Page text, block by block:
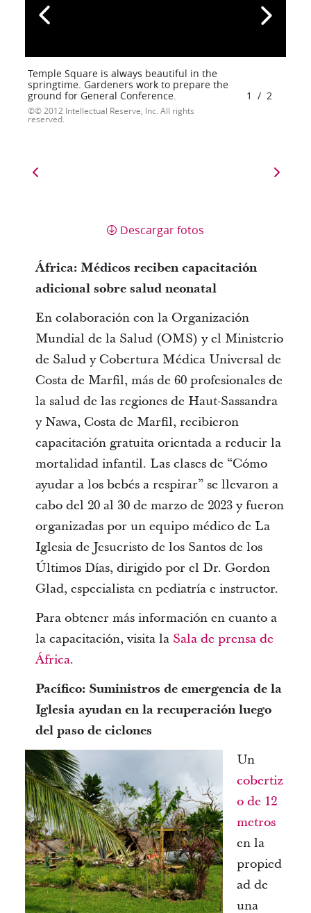
Temple Square is always beautiful in the
springtime. Gardeners work to prepare the
ground for General Conference.
© 2012 Intellectual Reserve, Inc. All rights
reserved.
1 / 2
Descargar fotos
África: Médicos reciben capacitación
adicional sobre salud neonatal
En colaboración con la Organización
Mundial de la Salud (OMS) y el Ministerio
de Salud y Cobertura Médica Universal de
Costa de Marfil, más de 60 profesionales de
la salud de las regiones de Haut-Sassandra
y Nawa, Costa de Marfil, recibieron
capacitación gratuita orientada a reducir la
mortalidad infantil. Las clases de “Cómo
ayudar a los bebés a respirar” se llevaron a
cabo del 20 al 30 de marzo de 2023 y fueron
organizadas por un equipo médico de La
Iglesia de Jesucristo de los Santos de los
Últimos Días, dirigido por el Dr. Gordon
Glad, especialista en pediatría e instructor.
Para obtener más información en cuanto a
la capacitación, visita la Sala de prensa de
África.
Pacífico: Suministros de emergencia de la
Iglesia ayudan en la recuperación luego
del paso de ciclones
Un
cobertiz
o de 12
metros
en la
propied
ad de
una